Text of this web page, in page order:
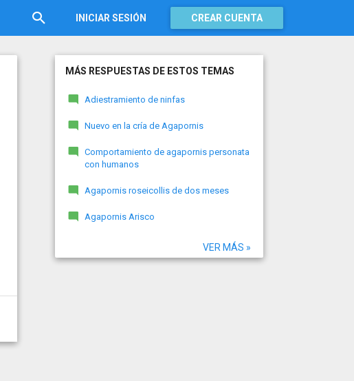
INICIAR SESIÓN CREAR CUENTA
MÁS RESPUESTAS DE ESTOS TEMAS
Adiestramiento de ninfas
Nuevo en la cría de Agapornis
Comportamiento de agapornis personata
con humanos
Agapornis roseicollis de dos meses
Agapornis Arisco
VER MÁS »